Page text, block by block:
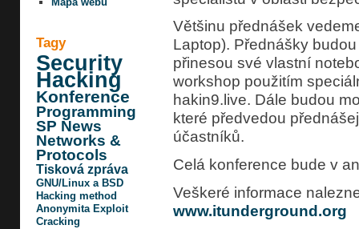
Tagy
Security
Hacking
Konference
Programming
SP News
Networks &
Protocols
Tisková zpráva
GNU/Linux a BSD
Hacking method
Anonymita Exploit
Cracking
Většinu přednášek
Laptop). Přednášky
přinesou své vlastní
workshop použitím
hakin9.live. Dále budou
které předvedou
účastníků.
Celá konference bude v
Veškeré informace
www.itunderground.org